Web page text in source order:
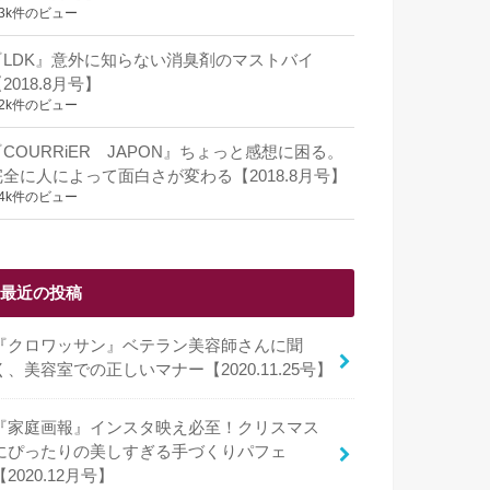
件のビュー
LDK』意外に知らない消臭剤のマストバイ
2018.8月号】
件のビュー
COURRiER JAPON』ちょっと感想に困る。
全に人によって面白さが変わる【2018.8月号】
件のビュー
最近の投稿
『クロワッサン』ベテラン美容師さんに聞
、美容室での正しいマナー【2020.11.25号】
『家庭画報』インスタ映え必至！クリスマス
ぴったりの美しすぎる手づくりパフェ
【2020.12月号】